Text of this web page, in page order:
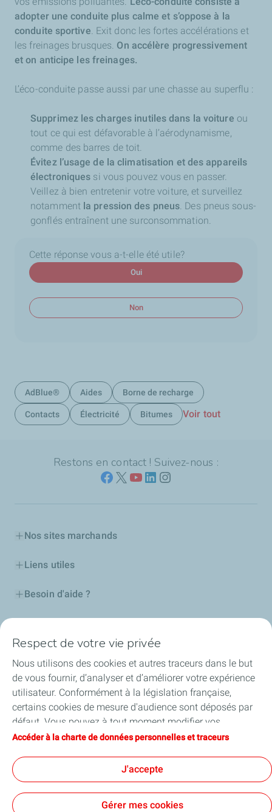
adopter une conduite plus calme et s’oppose à la
conduite sportive. Exit donc les fortes accélérations et
les freinages brusques. On accélère progressivement
et on anticipe les freinages.
L’éco-conduite passe aussi par une chasse au superflu :
Supprimez les charges inutiles dans la voiture ou
tout ce qui est défavorable à l’aérodynamisme,
comme des barres de toit.
Évitez l’usage de la climatisation et des appareils
électroniques si vous pouvez vous en passer.
Veillez à bien entretenir votre voiture, et surveillez
notamment la pression des pneus. Des pneus sous-
gonflés entraînent une surconsommation.
Cette réponse vous a-t-elle été utile?
Oui
Non
AdBlue® Aides Borne de recharge
Contacts Électricité Bitumes Voir tout
Restons en contact ! Suivez-nous :
Nos sites marchands
Liens utiles
Besoin d'aide ?
Certificats d'économies d'énergie
Nos partenaires
Collaborer avec TotalEnergies
Accessibilité
Conditions Générales d’Utilisation
Respect de votre vie privée
Nous utilisons des cookies et autres traceurs dans le but
de vous fournir, d’analyser et d’améliorer votre expérience
utilisateur. Conformément à la législation française,
certains cookies de mesure d'audience sont déposés par
défaut. Vous pouvez à tout moment modifier vos
paramètres de cookies en cliquant sur le bouton « Gérer
vous acceptez le dépôt de l’ensemble des cookies. Dans le
cas où vous cliquez sur « Je refuse », seuls les cookies
techniques nécessaires au bon fonctionnement du site
seront utilisés. Pour plus d’informations, vous pouvez
Accéder à la charte de données personnelles et traceurs
J'accepte
Gérer mes cookies